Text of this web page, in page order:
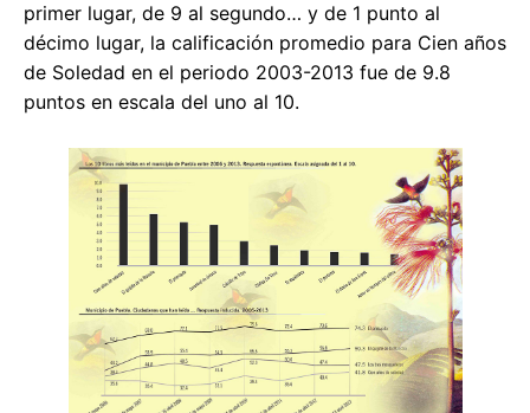
primer lugar, de 9 al segundo… y de 1 punto al
décimo lugar, la calificación promedio para Cien años
de Soledad en el periodo 2003-2013 fue de 9.8
puntos en escala del uno al 10.